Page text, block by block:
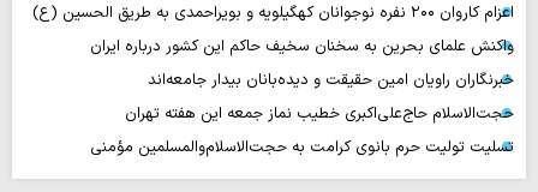
اعزام کاروان ۲۰۰ نفره نوجوانان کهگیلویه و بویراحمدی به طریق الحسین (ع)
واکنش علمای بحرین به سخنان سخیف حاکم این کشور درباره ایران
خبرنگاران راویان امین حقیقت و دیده‌بانان بیدار جامعه‌اند
حجت‌الاسلام حاج‌علی‌اکبری خطیب نماز جمعه این هفته تهران
تسلیت تولیت حرم بانوی کرامت به حجت‌الاسلام‌والمسلمین مؤمنی